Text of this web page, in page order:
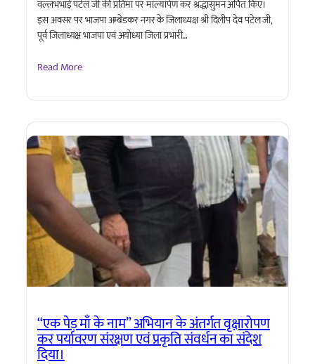
वल्लभभाई पटेल जी की प्रतिमा पर माल्यार्पण कर श्रद्धासुमन अर्पित किए।
इस अवसर पर भाजपा अम्बेडकर नगर के जिलाध्यक्ष श्री दिलीप देव पटेल जी,
पूर्व जिलाध्यक्ष भाजपा एवं अयोध्या जिला प्रभारी…
Read More
“एक पेड़ माँ के नाम” अभियान के अंतर्गत वृक्षारोपण
कर पर्यावरण संरक्षण एवं प्रकृति संवर्धन का संदेश
दिया।